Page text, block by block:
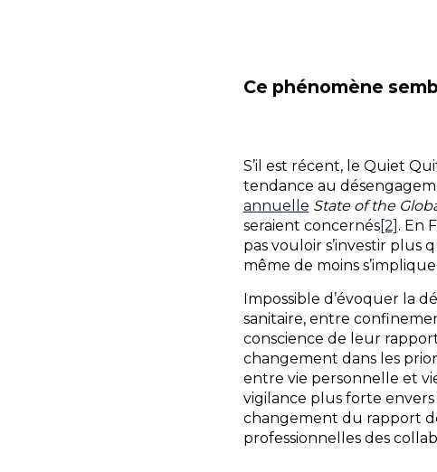
Ce phénomène
S’il est récent, le Quiet
tendance au
annuelle State of the
seraient concernés[2] . En
pas vouloir s’investir plus
même de moins
Impossible d’évoquer la
sanitaire, entre
conscience de leur
changement dans les
entre vie personnelle et
vigilance plus forte envers
changement du rapport
professionnelles des